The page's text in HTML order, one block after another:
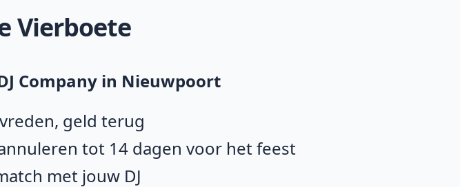
Vierboete
Company in Nieuwpoort
geld terug
tot 14 dagen voor het feest
met jouw DJ